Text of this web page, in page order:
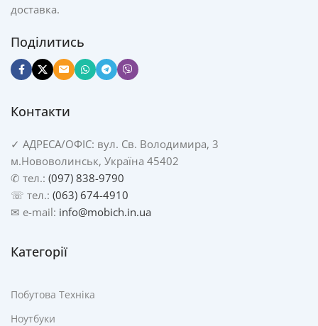
доставка.
Поділитись
Контакти
✓ АДРЕСА/ОФІС: вул. Св. Володимира, 3
м.Нововолинськ, Україна 45402
✆ тел.: (097) 838-9790
☏ тел.: (063) 674-4910
✉ e-mail: info@mobich.in.ua
Категорії
Побутова Техніка
Ноутбуки